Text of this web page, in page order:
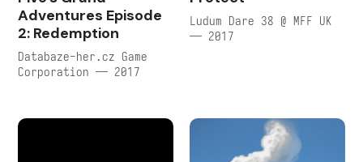
Adventures Episode
2: Redemption
Databaze-her.cz Game
Corporation — 2017
Ludum Dare 38 @ MFF UK
— 2017